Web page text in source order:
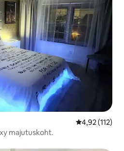
Keskmine
4,92 (112)
majutuskoht.